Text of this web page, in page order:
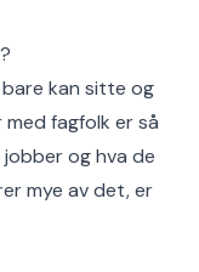
kan sitte og
fagfolk er så
og hva de
mye av det, er